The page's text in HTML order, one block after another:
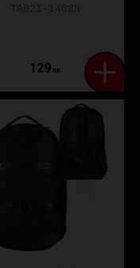
129 KR